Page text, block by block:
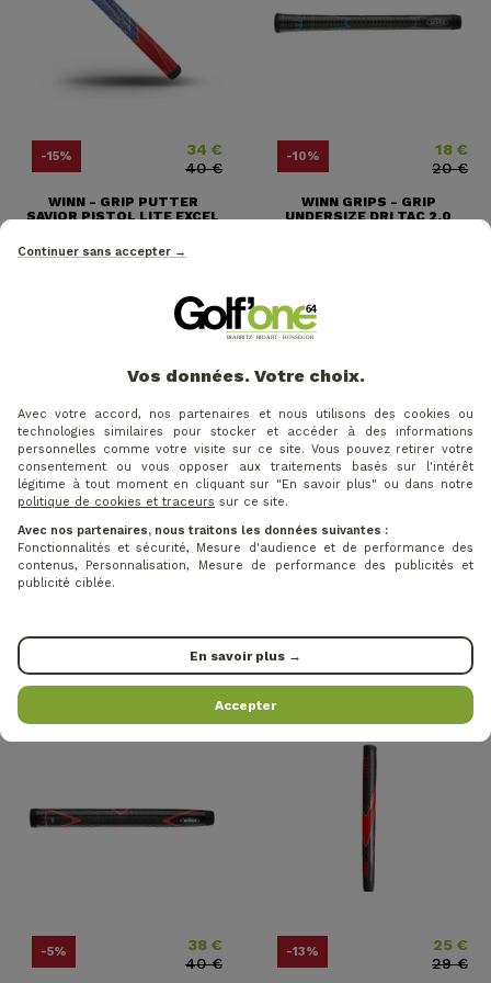
-15% 34 €
Prix ​​habituel
40 €
WINN - GRIP PUTTER
SAVIOR PISTOL LITE EXCEL
-10% 18 €
Prix
20 €
WINN GRIPS - GRIP
UNDERSIZE DRI TAC 2.0
-10% Prix 18 €
Prix ​​habituel
20 €
-10% Prix 18 €
Prix
20 €
-5% 38 €
Prix ​​habituel
40 €
-13% 25 €
Prix
29 €
Continuer sans accepter →
Vos données. Votre choix.
Avec votre accord, nos partenaires et nous utilisons des cookies ou
technologies similaires pour stocker et accéder à des informations
personnelles comme votre visite sur ce site. Vous pouvez retirer votre
consentement ou vous opposer aux traitements basés sur l'intérêt
légitime à tout moment en cliquant sur "En savoir plus" ou dans notre
politique de cookies et traceurs sur ce site.
Avec nos partenaires, nous traitons les données suivantes :
Fonctionnalités et sécurité, Mesure d'audience et de performance des
contenus, Personnalisation, Mesure de performance des publicités et
publicité ciblée.
En savoir plus →
Accepter